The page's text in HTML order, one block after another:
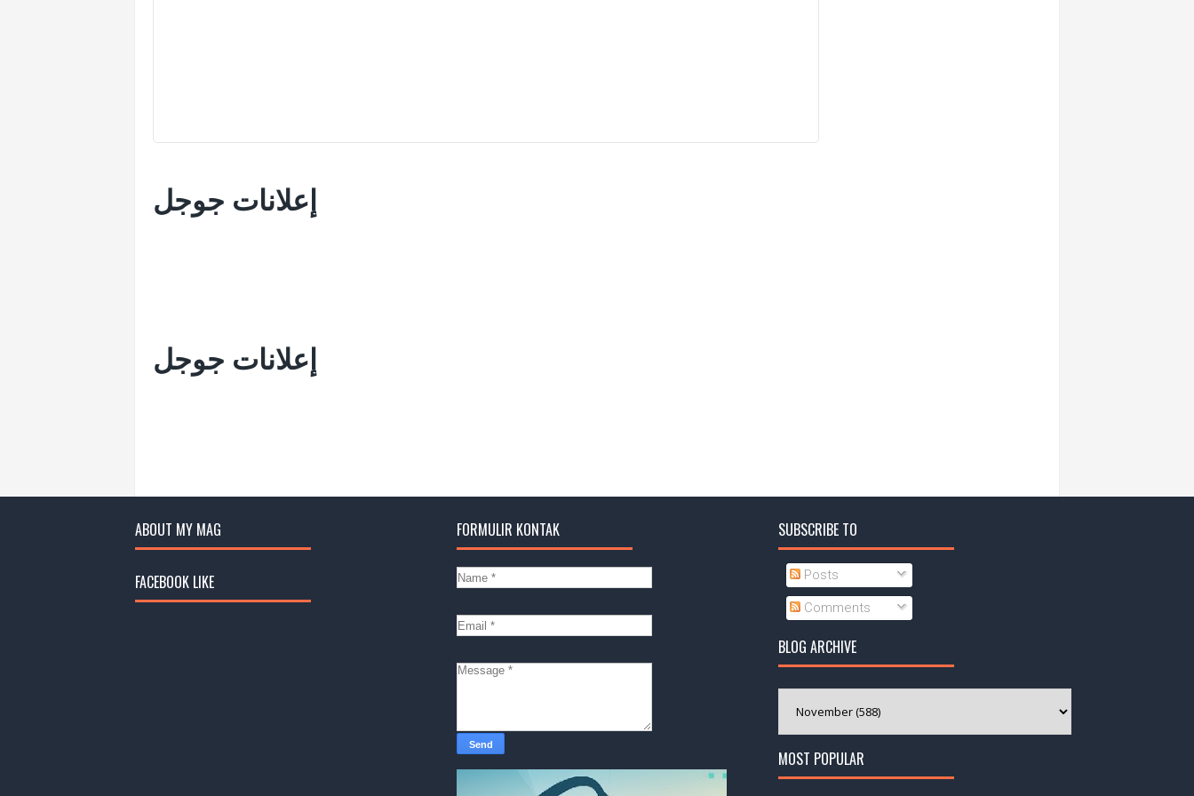
إعلانات جوجل
إعلانات جوجل
ABOUT MY MAG
FACEBOOK LIKE
FORMULIR KONTAK SUBSCRIBE TO
Posts
Comments
BLOG ARCHIVE
MOST POPULAR